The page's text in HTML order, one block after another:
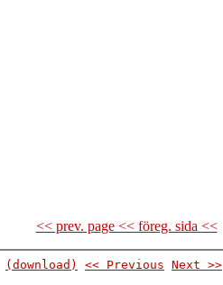
<< prev. page << föreg. sida <<
(download) << Previous Next >>